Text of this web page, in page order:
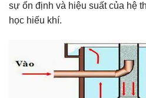
sự ổn định và hiệu suất của hệ
học hiếu khí.